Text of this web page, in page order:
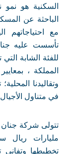
السكنية هو نمو
الباحثة عن
مع احتياجاتهم
تأسست عليه
المملكة ،
وتقاليدنا
في متناول
مليارات ريال
تخطيطها وتفاني